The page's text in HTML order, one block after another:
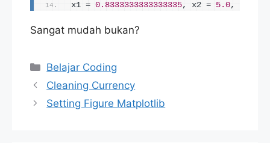
x1 = 0.8333333333333335, x2 = 5.0, z =
Sangat mudah bukan?
Categories
Belajar Coding
Cleaning Currency
Setting Figure Matplotlib